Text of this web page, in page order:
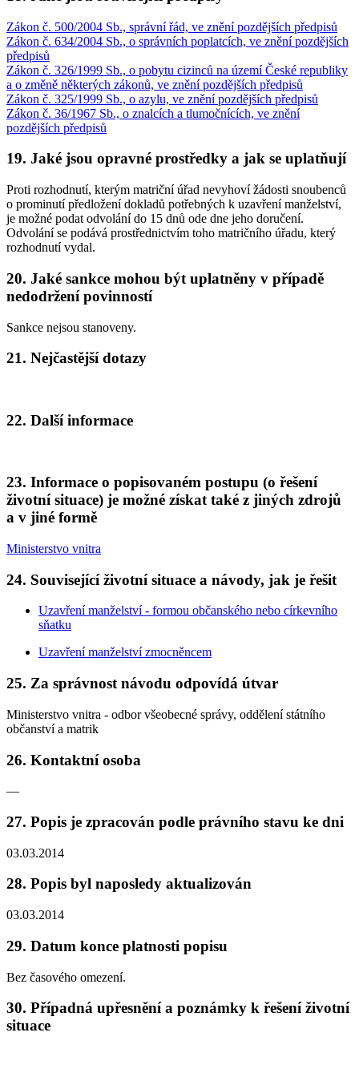
Zákon č. 500/2004 Sb., správní řád, ve znění pozdějších předpisů
Zákon č. 634/2004 Sb., o správních poplatcích, ve znění pozdějších
předpisů
Zákon č. 326/1999 Sb., o pobytu cizinců na území České republiky
a o změně některých zákonů, ve znění pozdějších předpisů
Zákon č. 325/1999 Sb., o azylu, ve znění pozdějších předpisů
Zákon č. 36/1967 Sb., o znalcích a tlumočnících, ve znění
pozdějších předpisů
19. Jaké jsou opravné prostředky a jak se uplatňují
Proti rozhodnutí, kterým matriční úřad nevyhoví žádosti snoubenců
o prominutí předložení dokladů potřebných k uzavření manželství,
je možné podat odvolání do 15 dnů ode dne jeho doručení.
Odvolání se podává prostřednictvím toho matričního úřadu, který
rozhodnutí vydal.
20. Jaké sankce mohou být uplatněny v případě
nedodržení povinností
Sankce nejsou stanoveny.
21. Nejčastější dotazy
22. Další informace
23. Informace o popisovaném postupu (o řešení
životní situace) je možné získat také z jiných zdrojů
a v jiné formě
Ministerstvo vnitra
24. Související životní situace a návody, jak je řešit
Uzavření manželství - formou občanského nebo církevního
sňatku
Uzavření manželství zmocněncem
25. Za správnost návodu odpovídá útvar
Ministerstvo vnitra - odbor všeobecné správy, oddělení státního
občanství a matrik
26. Kontaktní osoba
—
27. Popis je zpracován podle právního stavu ke dni
03.03.2014
28. Popis byl naposledy aktualizován
03.03.2014
29. Datum konce platnosti popisu
Bez časového omezení.
30. Případná upřesnění a poznámky k řešení životní
situace